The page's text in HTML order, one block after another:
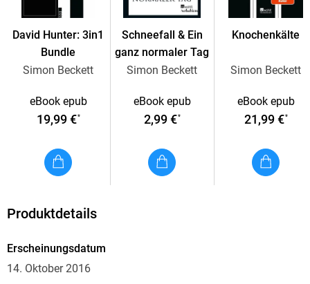
jeder hier scheint etwas zu verbergen. Und noch ehe er das
David Hunter: 3in1
Bundle
Simon Beckett
eBook epub
19,99 €*
Schneefall & Ein
ganz normaler Tag
Simon Beckett
eBook epub
2,99 €*
Knochenkälte
Simon Beckett
eBook epub
21,99 €*
Produktdetails
Erscheinungsdatum
14. Oktober 2016